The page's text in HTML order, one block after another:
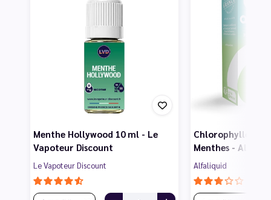
Menthe Hollywood 10 ml - Le
Vapoteur Discount
Le Vapoteur Discount
Chlorophylle 50/
Menthes -
Alfaliquid